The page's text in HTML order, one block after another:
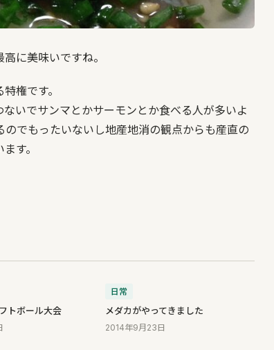
に美味いですね。
権です。
いでサンマとかサーモンとか食べる人が多いよ
でもったいないし地産地消の観点からも産直の
す。
トボール大会
日常
メダカがやってきました
2014年9月23日